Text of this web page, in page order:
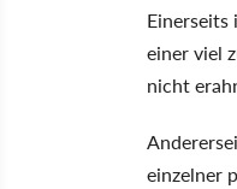
Einerseits
einer viel
nicht
einzelner